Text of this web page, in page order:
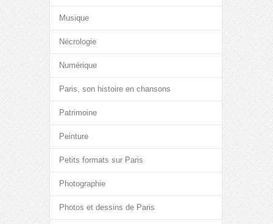
Musique
Nécrologie
Numérique
Paris, son histoire en chansons
Patrimoine
Peinture
Petits formats sur Paris
Photographie
Photos et dessins de Paris